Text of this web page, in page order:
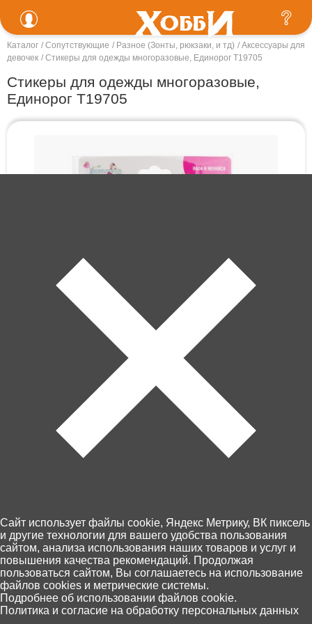
Каталог Сопутствующие Разное (Зонты, рюкзаки, и тд)
Аксессуары для
девочек
Стикеры для одежды многоразовые, Единорог Т19705
Стикеры для одежды многоразовые,
Единорог Т19705
Артикул: Т19705
100 ₽ В корзину
Пункты выдачи Хоббит
46 по Калининграду и области
10 августа, (понедельник)
Оплата - картой на сайте или при
получении
Главная Каталог Корзина
0
Избранное Поиск
Cайт использует файлы cookie, Яндекс Метрику, ВК пиксель
и другие технологии для вашего удобства пользования
сайтом, анализа использования наших товаров и услуг и
повышения качества рекомендаций. Продолжая
пользоваться сайтом, Вы соглашаетесь на использование
файлов cookies и метрические системы.
Подробнее об использовании файлов cookie.
Политика и согласие на обработку персональных данных